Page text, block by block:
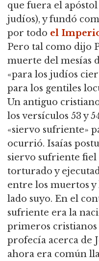
que fuera el
judíos), y fundó
por todo el
Pero tal como dijo
muerte del mesías
«para los judíos
para los gentiles
Un antiguo
los versículos 53 y
«siervo sufriente»
ocurrió. Isaías
siervo sufriente fiel
torturado y
entre los muertos
lado suyo. En el
sufriente era la
primeros cristianos
profecía acerca de
ahora era común